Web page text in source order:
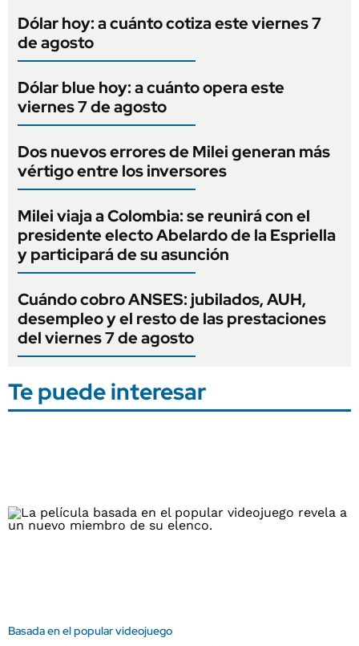
Dólar hoy: a cuánto cotiza este viernes 7
de agosto
Dólar blue hoy: a cuánto opera este
viernes 7 de agosto
Dos nuevos errores de Milei generan más
vértigo entre los inversores
Milei viaja a Colombia: se reunirá con el
presidente electo Abelardo de la Espriella
y participará de su asunción
Cuándo cobro ANSES: jubilados, AUH,
desempleo y el resto de las prestaciones
del viernes 7 de agosto
Te puede interesar
Basada en el popular videojuego